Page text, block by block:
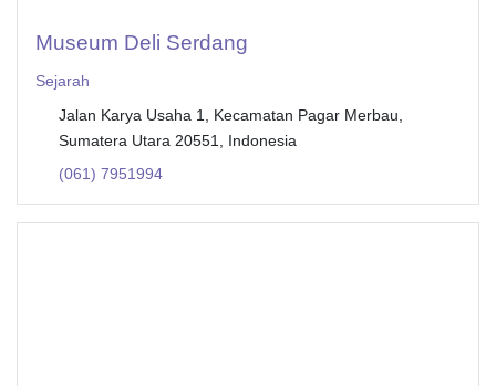
Museum Deli Serdang
Sejarah
Jalan Karya Usaha 1, Kecamatan Pagar Merbau,
Sumatera Utara 20551, Indonesia
(061) 7951994